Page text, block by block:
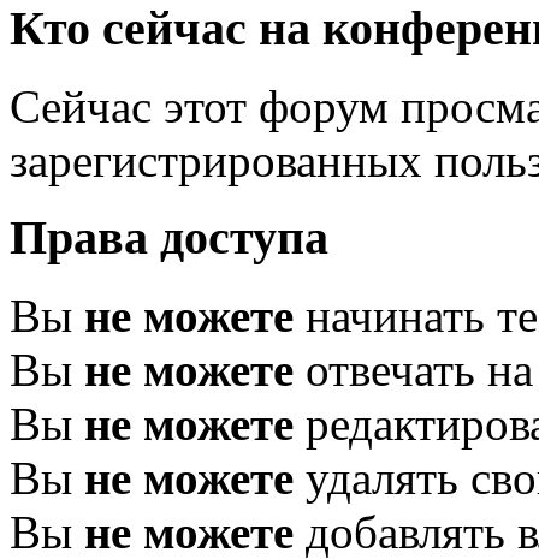
Кто сейчас на
Сейчас этот форум
зарегистрированных
Права доступа
Вы не можете начинать
Вы не можете отвечать
Вы не можете
Вы не можете удалять
Вы не можете добавлять